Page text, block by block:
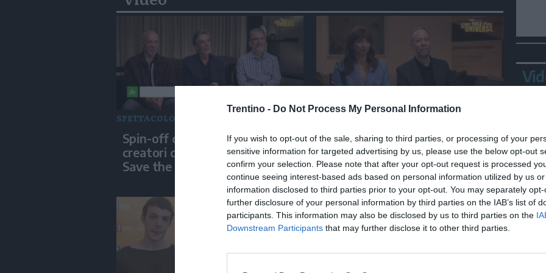
Trentino - Do Not Process My Personal Information
If you wish to opt-out of the sale, sharing to third parties, or processing of your
sensitive information for targeted advertising by us, please use the below opt-out
confirm your selection. Please note that after your opt-out request is processed
continue seeing interest-based ads based on personal information utilized by us
information disclosed to third parties prior to your opt-out. You may separately
further disclosure of your personal information by third parties on the IAB’s list of
participants. This information may also be disclosed by us to third parties on the
Downstream Participants that may further disclose it to other third parties.
SPETTACOLO
Spin-off di Big Bang Theory, i
creatori di 'Stuart Fails to
Save the Universe'
SPETTACOLO
Lo spin-off di Big Bang Theory,
"la serie tv che Sheldon
guarderebbe"